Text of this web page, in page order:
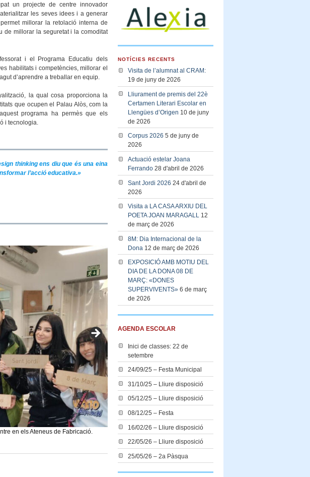
un projecte de centre innovador
les seves idees i a generar
millorar la retolació interna de
de millorar la seguretat i la comoditat
i el Programa Educatiu dels
habilitats i competències, millorar el
d’aprendre a treballar en equip.
la qual cosa proporciona la
que ocupen el Palau Alòs, com la
programa ha permès que els
i tecnologia.
thinkingens diu que és una eina
l’acció educativa.»
en els Ateneus de Fabricació.
NOTÍCIES RECENTS
Visita de l’alumnat al CRAM:
19 de juny de 2026
Lliurament de premis del 22è
Certamen Literari Escolar en
Llengües d’Origen 10 de juny
de 2026
Corpus 2026 5 de juny de
2026
Actuació estelar Joana
Ferrando 28 d'abril de 2026
Sant Jordi 2026 24 d'abril de
2026
Visita a LA CASA ARXIU DEL
POETA JOAN MARAGALL 12
de març de 2026
8M: Dia Internacional de la
Dona 12 de març de 2026
EXPOSICIÓ AMB MOTIU DEL
DIA DE LA DONA 08 DE
MARÇ: «DONES
SUPERVIVENTS» 6 de març
de 2026
AGENDA ESCOLAR
Inici de classes: 22 de
setembre
24/09/25 – Festa Municipal
31/10/25 – Lliure disposició
05/12/25 – Lliure disposició
08/12/25 – Festa
16/02/26 – Lliure disposició
22/05/26 – Lliure disposició
25/05/26 – 2a Pàsqua